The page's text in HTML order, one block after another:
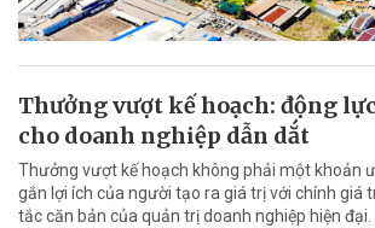
Thưởng vượt kế hoạch: động
cho doanh nghiệp dẫn dắt
Thưởng vượt kế hoạch không phải một khoản
gắn lợi ích của người tạo ra giá trị với chính giá
tắc căn bản của quản trị doanh nghiệp hiện đại.